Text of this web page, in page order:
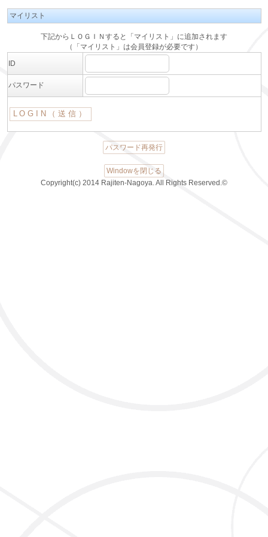
マイリスト
下記からＬＯＧＩＮすると「マイリスト」に追加されます
（「マイリスト」は会員登録が必要です）
ID
パスワード
パスワード再発行
Windowを閉じる
Copyright(c) 2014 Rajiten-Nagoya. All Rights Reserved.©